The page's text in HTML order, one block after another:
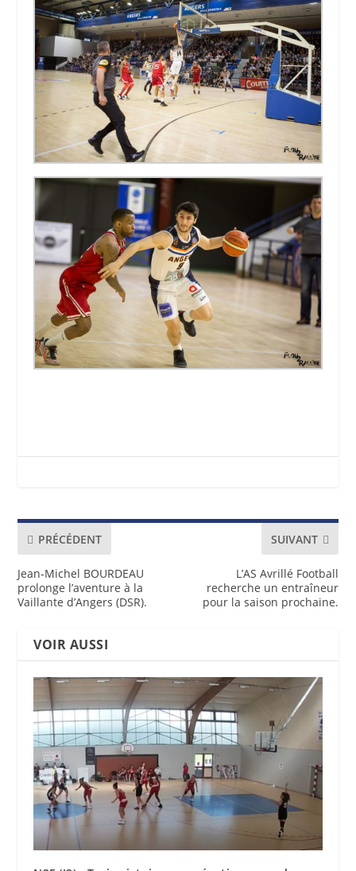
PRÉCÉDENT
Jean-Michel BOURDEAU
prolonge l’aventure à la
Vaillante d’Angers (DSR).
SUIVANT
L’AS Avrillé Football
recherche un entraîneur
pour la saison prochaine.
VOIR AUSSI